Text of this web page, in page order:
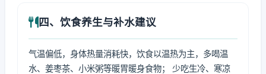
四、饮食养生与补水建议
气温偏低，身体热量消耗快，饮食以温热为主，多喝温
水、姜枣茶、小米粥等暖胃暖身食物； 少吃生冷、寒凉